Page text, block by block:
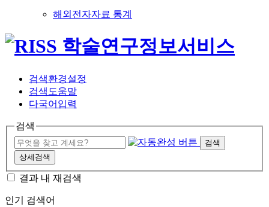
해외전자자료 통계
검색환경설정
검색도움말
다국어입력
검색
검색
상세검색
결과 내 재검색
인기 검색어